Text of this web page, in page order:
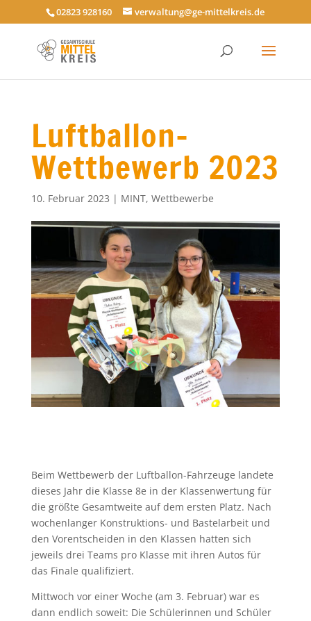
02823 928160 verwaltung@ge-mittelkreis.de
Luftballon-
Wettbewerb 2023
10. Februar 2023 | MINT, Wettbewerbe
Beim Wettbewerb der Luftballon-Fahrzeuge landete
dieses Jahr die Klasse 8e in der Klassenwertung für
die größte Gesamtweite auf dem ersten Platz. Nach
wochenlanger Konstruktions- und Bastelarbeit und
den Vorentscheiden in den Klassen hatten sich
jeweils drei Teams pro Klasse mit ihren Autos für
das Finale qualifiziert.
Mittwoch vor einer Woche (am 3. Februar) war es
dann endlich soweit: Die Schülerinnen und Schüler